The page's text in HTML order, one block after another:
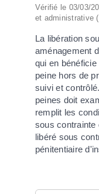
Vérifié le 03/03/
et administrative
La libération
aménagement
qui en
peine hors de
suivi et
peines doit
remplit les
sous contrainte
libéré sous
pénitentiaire